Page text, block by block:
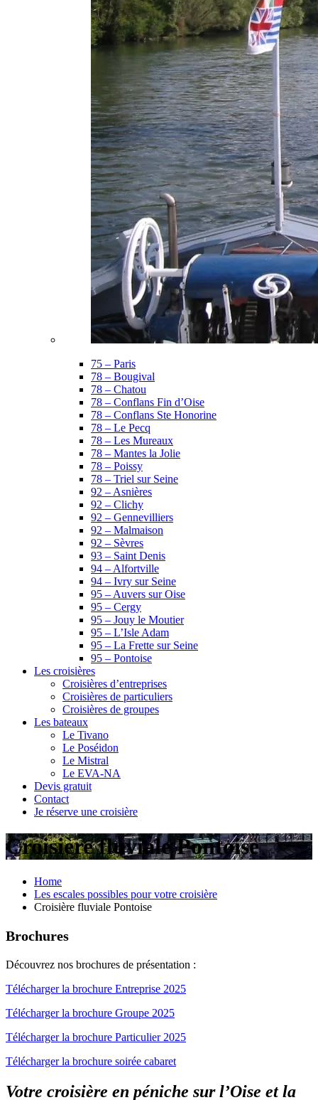
75 – Paris
78 – Bougival
78 – Chatou
78 – Conflans Fin d’Oise
78 – Conflans Ste Honorine
78 – Le Pecq
78 – Les Mureaux
78 – Mantes la Jolie
78 – Poissy
78 – Triel sur Seine
92 – Asnières
92 – Clichy
92 – Gennevilliers
92 – Malmaison
92 – Sèvres
93 – Saint Denis
94 – Alfortville
94 – Ivry sur Seine
95 – Auvers sur Oise
95 – Cergy
95 – Jouy le Moutier
95 – L’Isle Adam
95 – La Frette sur Seine
95 – Pontoise
Les croisières
Croisières d’entreprises
Croisières de particuliers
Croisières de groupes
Les bateaux
Le Tivano
Le Poséidon
Le Mistral
Le EVA-NA
Devis gratuit
Contact
Je réserve une croisière
Croisière fluviale Pontoise
Home
Les escales possibles pour votre croisière
Croisière fluviale Pontoise
Brochures
Découvrez nos brochures de présentation :
Télécharger la brochure Entreprise 2025
Télécharger la brochure Groupe 2025
Télécharger la brochure Particulier 2025
Télécharger la brochure soirée cabaret
Votre croisière en péniche sur l’Oise et la